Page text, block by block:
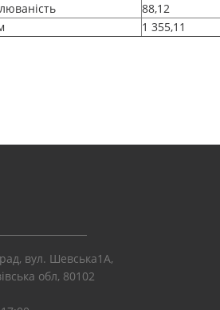
88,12
1 355,11
вул. Шевська1А,
обл, 80102